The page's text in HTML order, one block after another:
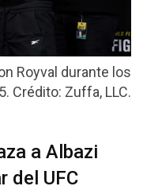
Royval durante los
Crédito: Zuffa, LLC.
a Albazi
del UFC